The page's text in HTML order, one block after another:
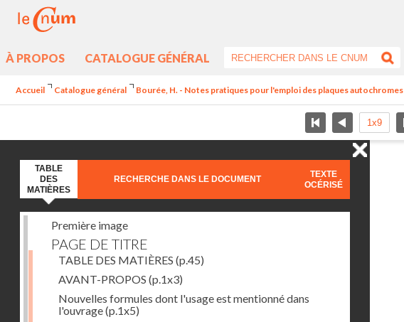
À PROPOS CATALOGUE GÉNÉRAL
Accueil Catalogue général Bourée, H. - Notes pratiques pour l'emploi des plaques autochromes
TABLE
DES
MATIÈRES
RECHERCHE DANS LE DOCUMENT
TEXTE
OCÉRISÉ
Première image
PAGE DE TITRE
TABLE DES MATIÈRES (p.45)
AVANT-PROPOS (p.1x3)
Nouvelles formules dont l'usage est mentionné dans
l'ouvrage(p.1x5)